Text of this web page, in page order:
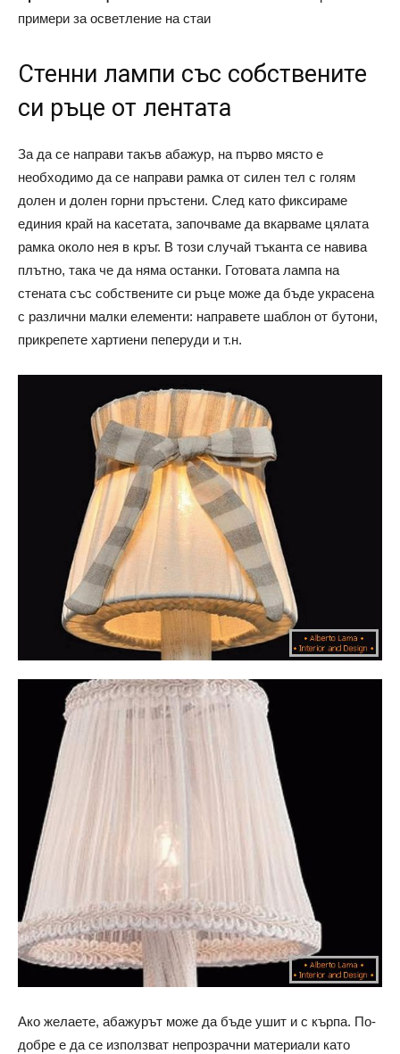
примери за осветление на стаи
Стенни лампи със собствените
си ръце от лентата
За да се направи такъв абажур, на първо място е
необходимо да се направи рамка от силен тел с голям
долен и долен горни пръстени. След като фиксираме
единия край на касетата, започваме да вкарваме цялата
рамка около нея в кръг. В този случай тъканта се навива
плътно, така че да няма останки. Готовата лампа на
стената със собствените си ръце може да бъде украсена
с различни малки елементи: направете шаблон от бутони,
прикрепете хартиени пеперуди и т.н.
Ако желаете, абажурът може да бъде ушит и с кърпа. По-
добре е да се използват непрозрачни материали като